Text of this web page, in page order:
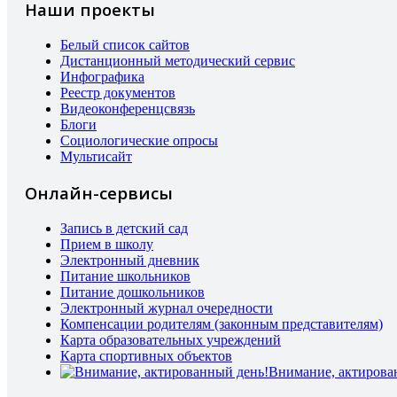
Наши проекты
Белый список сайтов
Дистанционный методический сервис
Инфографика
Реестр документов
Видеоконференцсвязь
Блоги
Социологические опросы
Мультисайт
Онлайн-сервисы
Запись в детский сад
Прием в школу
Электронный дневник
Питание школьников
Питание дошкольников
Электронный журнал очередности
Компенсации родителям (законным представителям)
Карта образовательных учреждений
Карта спортивных объектов
Внимание,